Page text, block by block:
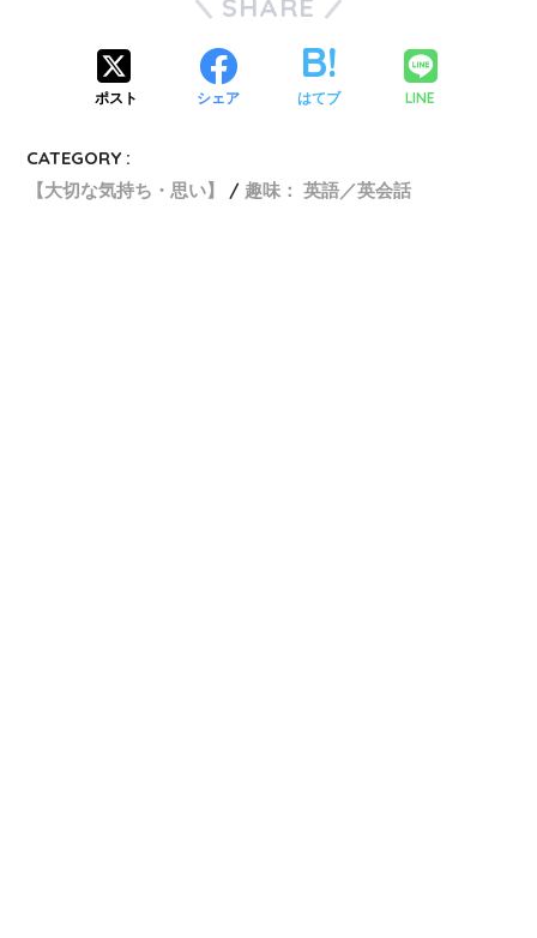
SHARE
ポスト シェア はてブ LINE
CATEGORY :
【大切な気持ち・思い】
趣味： 英語／英会話